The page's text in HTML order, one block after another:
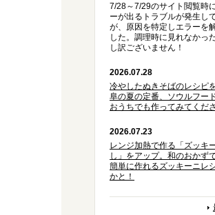
7/28～7/29のサイト閲覧時
ーが出るトラブルが発生し
が、原因を特定しエラーを
した。調理時に見れなかっ
し訳ございません！
2026.07.28
冷やしたぬきそばのレシピ
阜の夏の定番、ソウルフー
おうちでも作ってみてくださ
2026.07.23
レンジ加熱で作る「ズッキ
し」をアップ。和のおかず
簡単に作れるズッキーニレ
かと！